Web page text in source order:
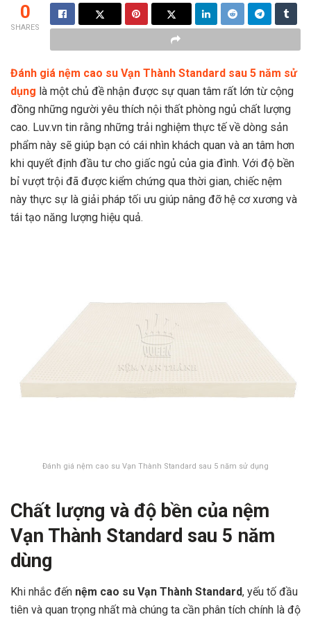
0
SHARES
Đánh giá nệm cao su Vạn Thành Standard sau 5 năm sử
dụng là một chủ đề nhận được sự quan tâm rất lớn từ cộng
đồng những người yêu thích nội thất phòng ngủ chất lượng
cao. Luv.vn tin rằng những trải nghiệm thực tế về dòng sản
phẩm này sẽ giúp bạn có cái nhìn khách quan và an tâm hơn
khi quyết định đầu tư cho giấc ngủ của gia đình. Với độ bền
bỉ vượt trội đã được kiểm chứng qua thời gian, chiếc nệm
này thực sự là giải pháp tối ưu giúp nâng đỡ hệ cơ xương và
tái tạo năng lượng hiệu quả.
Đánh giá nệm cao su Vạn Thành Standard sau 5 năm sử dụng
Chất lượng và độ bền của nệm
Vạn Thành Standard sau 5 năm
dùng
Khi nhắc đến nệm cao su Vạn Thành Standard, yếu tố đầu
tiên và quan trọng nhất mà chúng ta cần phân tích chính là độ